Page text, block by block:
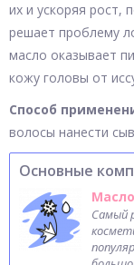
их и ускоряя рост,
решает проблему
масло оказывает
кожу головы от
Способ
волосы нанести
Основные
Самый